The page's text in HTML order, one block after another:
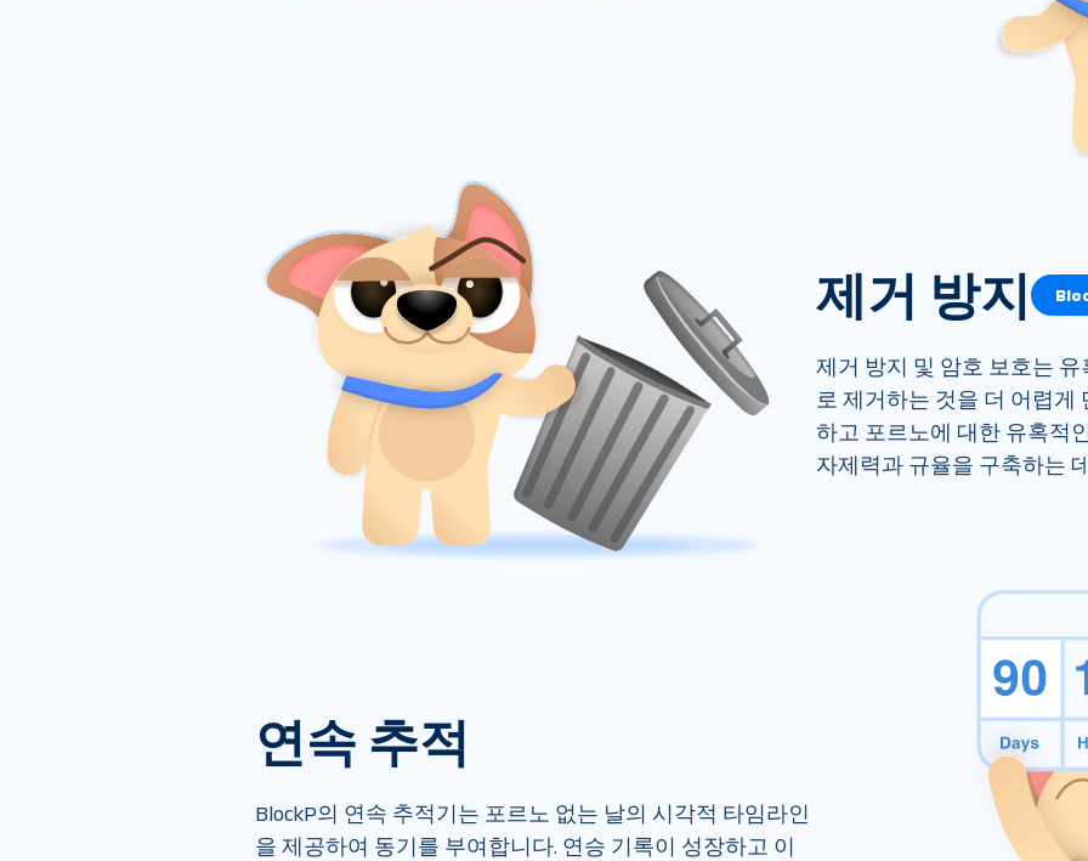
제거 방지
제거 방지 및 암호 보호는
로 제거하는 것을 더 어렵게
하고 포르노에 대한 유혹적
자제력과 규율을 구축하는
연속 추적
BlockP의 연속 추적기는 포르노 없는 날의 시각적 타임라인
을 제공하여 동기를 부여합니다. 연승 기록이 성장하고 이